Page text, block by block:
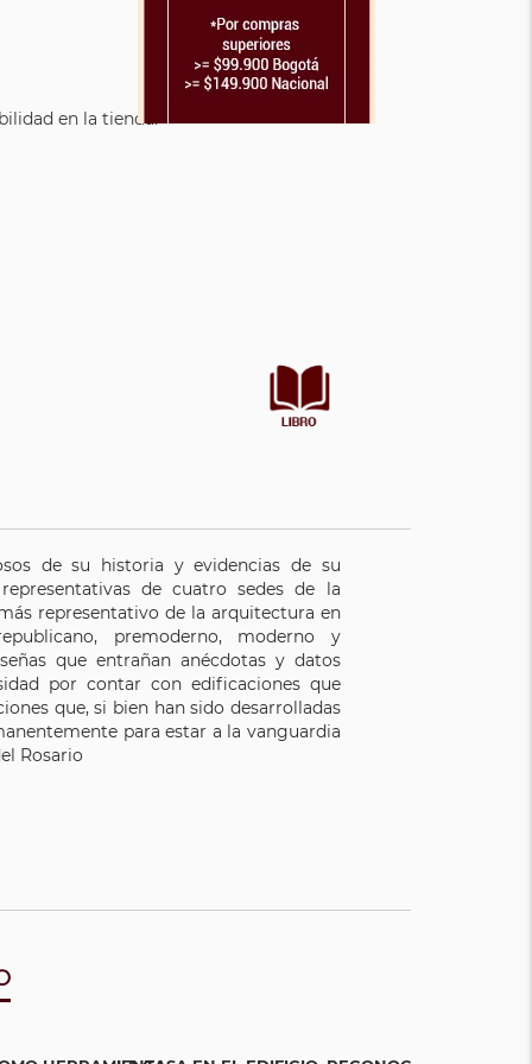
en la tienda.
de su historia y evidencias de su
de cuatro sedes de la
representativo de la arquitectura en
premoderno, moderno y
que entrañan anécdotas y datos
por contar con edificaciones que
que, si bien han sido desarrolladas
para estar a la vanguardia
Rosario